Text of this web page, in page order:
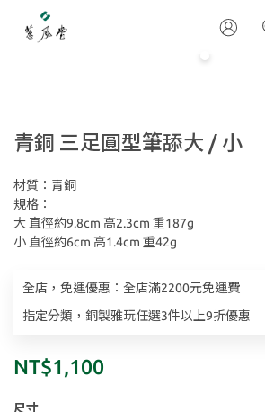
青銅 三足圓型筆舔大 / 小
材質：青銅
規格：
大 直徑約9.8cm 高2.3cm 重187g
小 直徑約6cm 高1.4cm 重42g
全店，免運優惠：全店滿2200元免運費
指定分類，銅製雅玩任選3件以上9折優惠
NT$1,100
尺寸